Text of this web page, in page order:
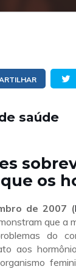
saúde
os
de 2007 (
que a
do
aos